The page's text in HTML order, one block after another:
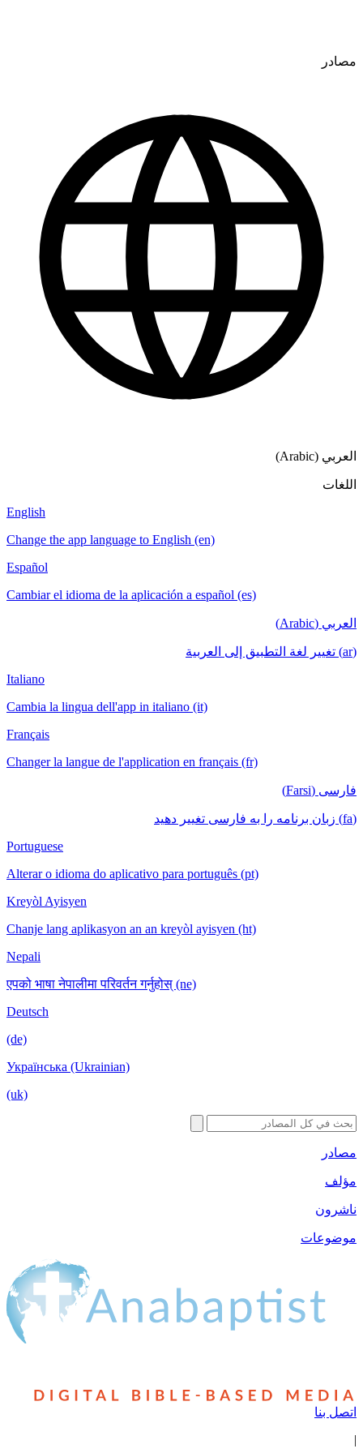
مصادر
العربي (Arabic)
اللغات
English
Change the app language to English (en)
Español
Cambiar el idioma de la aplicación a español (es)
العربي (Arabic)
(ar) تغيير لغة التطبيق إلى العربية
Italiano
Cambia la lingua dell'app in italiano (it)
Français
Changer la langue de l'application en français (fr)
فارسی (Farsi)
(fa) زبان برنامه را به فارسی تغییر دهید
Portuguese
Alterar o idioma do aplicativo para português (pt)
Kreyòl Ayisyen
Chanje lang aplikasyon an an kreyòl ayisyen (ht)
Nepali
एपको भाषा नेपालीमा परिवर्तन गर्नुहोस् (ne)
Deutsch
(de)
Українська (Ukrainian)
(uk)
مصادر
مؤلف
ناشرون
موضوعات
اتصل بنا